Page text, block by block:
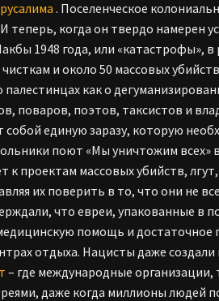
. Поселенческое
теперь, когда он твердо намерен
1948 года, или «катастрофы»,
и около 50 массовых
палестинцах как о
поваров, поэтов, таксистов и
собой единую заразу, которую
поют «Мы уничтожим всех»
к проектам массовых убийств,
их поверить в то, что они не
что евреи, упакованные в
помощь и
отдыха. Нацисты даже
– где международные организации,
даже когда миллионы людей